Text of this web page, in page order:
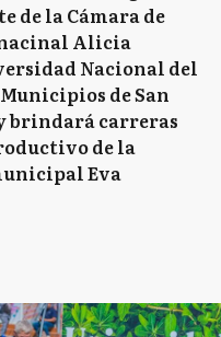
de la Cámara de
Alicia
Nacional del
de San
brindará carreras
de la
Eva